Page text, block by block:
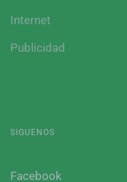
Internet
Publicidad
SIGUENOS
Facebook